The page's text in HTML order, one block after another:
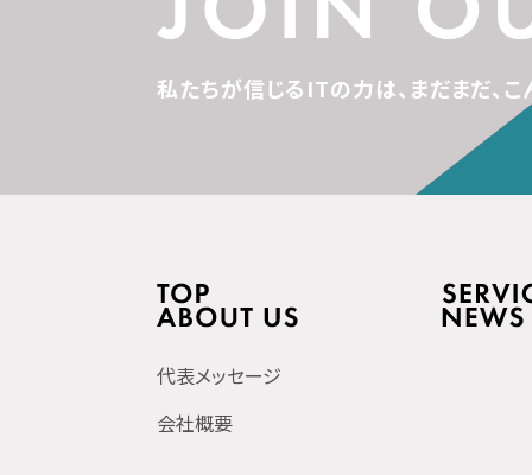
私たちが信じるITの力は、 まだまだ、
代表メッセージ
会社概要